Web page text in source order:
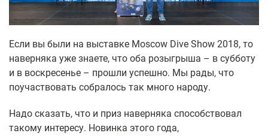
Если вы были на выставке Moscow Dive Show 2018, то
наверняка уже знаете, что оба розыгрыша – в субботу
и в воскресенье – прошли успешно. Мы рады, что
поучаствовать собралось так много народу.
Надо сказать, что и приз наверняка способствовал
такому интересу. Новинка этого года,